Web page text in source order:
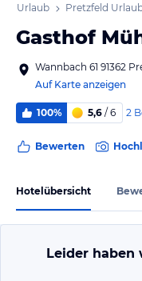
Urlaub Pretzfeld
Gasthof
Wannbach 61 91362
Auf Karte anzeigen
100% 5,6 / 6 2
Bewerten
Hotelübersicht
Leider haben